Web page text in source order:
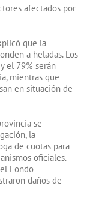
afectados por
que la
a heladas. Los
el 79% serán
mientras que
en situación de
se
la
de cuotas para
oficiales.
Fondo
daños de